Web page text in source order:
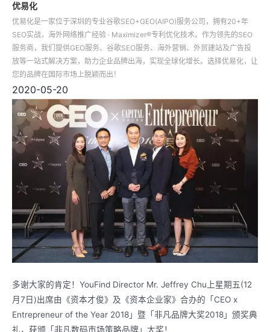
优易化
优易化是一家位于深圳的专业谷歌SEO+GEO(AIPO)服务公司，拥有20+年
SEO实战，海外网络推广经验 · Maximizer®专利优化技术。作为领先的SEO
服务商，我们提供GEO服务、谷歌SEO服务、海外营销、外贸建站及广告投
放等一站式解决方案，助力企业品牌出海，实现全球化增长。选择优易化，让
您的品牌在国际市场上脱颖而出！
2020-05-20
多谢大家的肯定！YouFind Director Mr. Jeffrey Chu上星期五(12
月7日)出席由《资本才俊》及《资本企业家》合办的「CEO x
Entrepreneur of the Year 2018」暨「非凡品牌大奖2018」颁奖典
礼，获颁「非凡数码市场策略品牌」大奖！